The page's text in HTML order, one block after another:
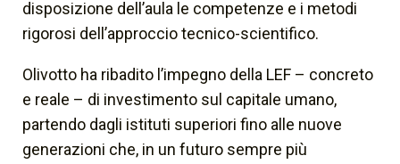
disposizione dell’aula le competenze e i metodi
rigorosi dell’approccio tecnico-scientifico.
Olivotto ha ribadito l’impegno della LEF – concreto
e reale – di investimento sul capitale umano,
partendo dagli istituti superiori fino alle nuove
generazioni che, in un futuro sempre più